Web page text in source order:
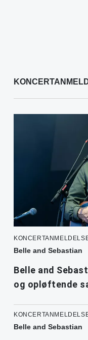
Belle and Sebastian
Belle and
og opløftende
Belle and Sebastian